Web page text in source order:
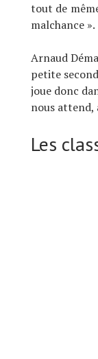
tout de
malchance ».
Arnaud
petite
joue donc
nous attend,
Les